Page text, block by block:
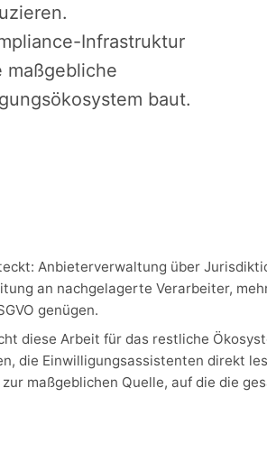
Infrastruktur
maßgebliche
baut.
Anbieterverwaltung über
an nachgelagerte Verarbeiter,
genügen.
diese Arbeit für das restliche
die Einwilligungsassistenten direkt
maßgeblichen Quelle, auf die die